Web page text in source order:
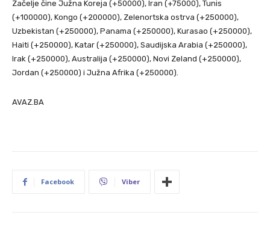
Začelje čine Južna Koreja (+50000), Iran (+75000), Tunis
(+100000), Kongo (+200000), Zelenortska ostrva (+250000),
Uzbekistan (+250000), Panama (+250000), Kurasao (+250000),
Haiti (+250000), Katar (+250000), Saudijska Arabia (+250000),
Irak (+250000), Australija (+250000), Novi Zeland (+250000),
Jordan (+250000) i Južna Afrika (+250000).
AVAZ.BA
Facebook Viber